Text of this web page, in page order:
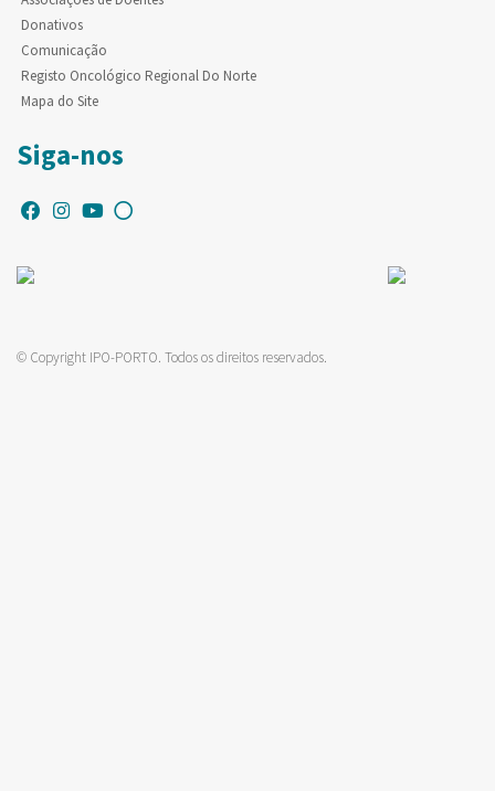
Donativos
Comunicação
Registo Oncológico Regional Do Norte
Mapa do Site
Siga-nos
© Copyright IPO-PORTO. Todos os direitos reservados.